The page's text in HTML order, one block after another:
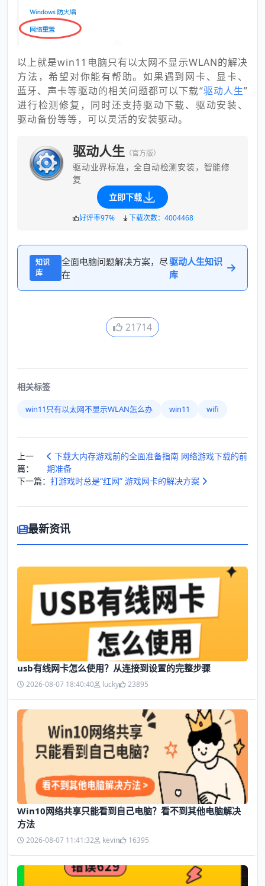
以上就是win11电脑只有以太网不显示WLAN的解决
方法，希望对你能有帮助。如果遇到网卡、显卡、
蓝牙、声卡等驱动的相关问题都可以下载“驱动人生”
进行检测修复，同时还支持驱动下载、驱动安装、
驱动备份等等，可以灵活的安装驱动。
驱动人生 （官方版）
驱动业界标准，全自动检测安装，智能修
复
立即下载
好评率97% 下载次数：4004468
知识
库
全面电脑问题解决方案，尽
在
驱动人生知识
库
21714
相关标签
win11只有以太网不显示WLAN怎么办 win11 wifi
上一
篇：
下载大内存游戏前的全面准备指南 网络游戏下载的前
期准备
下一篇： 打游戏时总是“红网” 游戏网卡的解决方案
最新资讯
usb有线网卡怎么使用？从连接到设置的完整步骤
2026-08-07 18:40:40 lucky 23895
Win10网络共享只能看到自己电脑？看不到其他电脑解决
方法
2026-08-07 11:41:32 kevin 16395